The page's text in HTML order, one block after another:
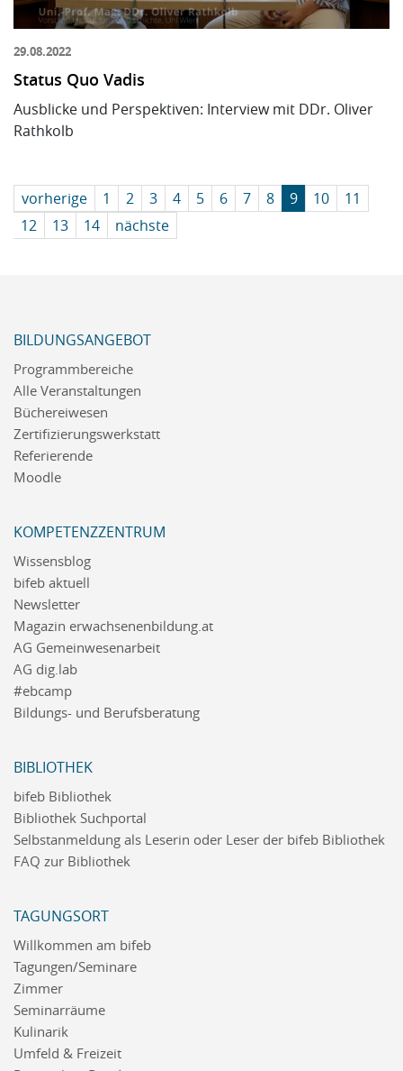
29.08.2022
Status Quo Vadis
Ausblicke und Perspektiven: Interview mit DDr. Oliver
Rathkolb
vorherige 1 2 3 4 5 6 7 8 9 10
11
12
13 14 nächste
BILDUNGSANGEBOT
Programmbereiche
Alle Veranstaltungen
Büchereiwesen
Zertifizierungswerkstatt
Referierende
Moodle
KOMPETENZZENTRUM
Wissensblog
bifeb aktuell
Newsletter
Magazin erwachsenenbildung.at
AG Gemeinwesenarbeit
AG dig.lab
#ebcamp
Bildungs- und Berufsberatung
BIBLIOTHEK
bifeb Bibliothek
Bibliothek Suchportal
Selbstanmeldung als Leserin oder Leser der bifeb Bibliothek
FAQ zur Bibliothek
TAGUNGSORT
Willkommen am bifeb
Tagungen/Seminare
Zimmer
Seminarräume
Kulinarik
Umfeld & Freizeit